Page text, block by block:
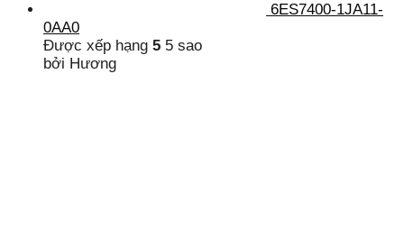
6ES7400-1JA11-
0AA0
Được xếp hạng 5 5 sao
bởi Hương